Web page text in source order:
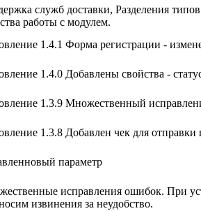
служб доставки, Разделения
работы с модулем.
1.4.1 Форма регистрации -
1.4.0 Добавлены свойства -
1.3.9 Множественный
1.3.8 Добавлен чек для
параметр
исправления ошибок. При
извинения за неудобство.